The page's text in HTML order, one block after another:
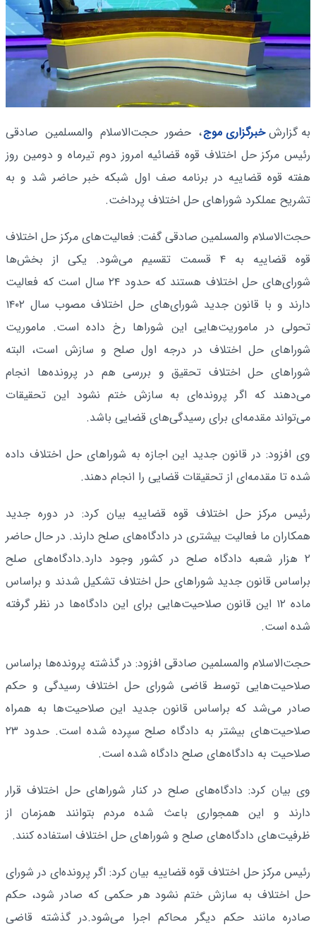
به گزارشخبرگزاری موج، حضور حجت‌الاسلام والمسلمین صادقی
رئیس مرکز حل اختلاف قوه قضائیه امروز دوم تیرماه و دومین روز
هفته قوه قضاییه در برنامه صف اول شبکه خبر حاضر شد و به
تشریح عملکرد شوراهای حل اختلاف پرداخت.
حجت‌الاسلام والمسلمین صادقی گفت: فعالیت‌های مرکز حل اختلاف
قوه قضاییه به ۴ قسمت تقسیم می‌شود. یکی از بخش‌ها
شورای‌های حل اختلاف هستند که حدود ۲۴ سال است که فعالیت
دارند و با قانون جدید شورای‌های حل اختلاف مصوب سال ۱۴۰۲
تحولی در ماموریت‌هایی این شوراها رخ داده است. ماموریت
شوراهای حل اختلاف در درجه اول صلح و سازش است، البته
شوراهای حل اختلاف تحقیق و بررسی هم در پرونده‌ها انجام
می‌دهند که اگر پرونده‌ای به سازش ختم نشود این تحقیقات
می‌تواند مقدمه‌ای برای رسیدگی‌های قضایی باشد.
وی افزود: در قانون جدید این اجازه به شوراهای حل اختلاف داده
شده تا مقدمه‌ای از تحقیقات قضایی را انجام دهند.
رئیس مرکز حل اختلاف قوه قضاییه بیان کرد: در دوره جدید
همکاران ما فعالیت بیشتری در دادگاه‌های صلح دارند. در حال حاضر
۲ هزار شعبه دادگاه صلح در کشور وجود دارد.دادگاه‌های صلح
براساس قانون جدید شوراهای حل اختلاف تشکیل شدند و براساس
ماده ۱۲ این قانون صلاحیت‌هایی برای این دادگاه‌ها در نظر گرفته
شده است.
حجت‌الاسلام والمسلمین صادقی افزود: در گذشته پرونده‌ها براساس
صلاحیت‌هایی توسط قاضی شورای حل اختلاف رسیدگی و حکم
صادر می‌شد که براساس قانون جدید این صلاحیت‌ها به همراه
صلاحیت‌های بیشتر به دادگاه صلح سپرده شده است. حدود ۲۳
صلاحیت به دادگاه‌های صلح دادگاه شده است.
وی بیان کرد: دادگاه‌های صلح در کنار شوراهای حل اختلاف قرار
دارند و این همجواری باعث شده مردم بتوانند همزمان از
ظرفیت‌های دادگاه‌های صلح و شوراهای حل اختلاف استفاده کنند.
رئیس مرکز حل اختلاف قوه قضاییه بیان کرد: اگر پرونده‌ای در شورای
حل اختلاف به سازش ختم نشود هر حکمی که صادر شود، حکم
صادره مانند حکم دیگر محاکم اجرا می‌شود.در گذشته قاضی